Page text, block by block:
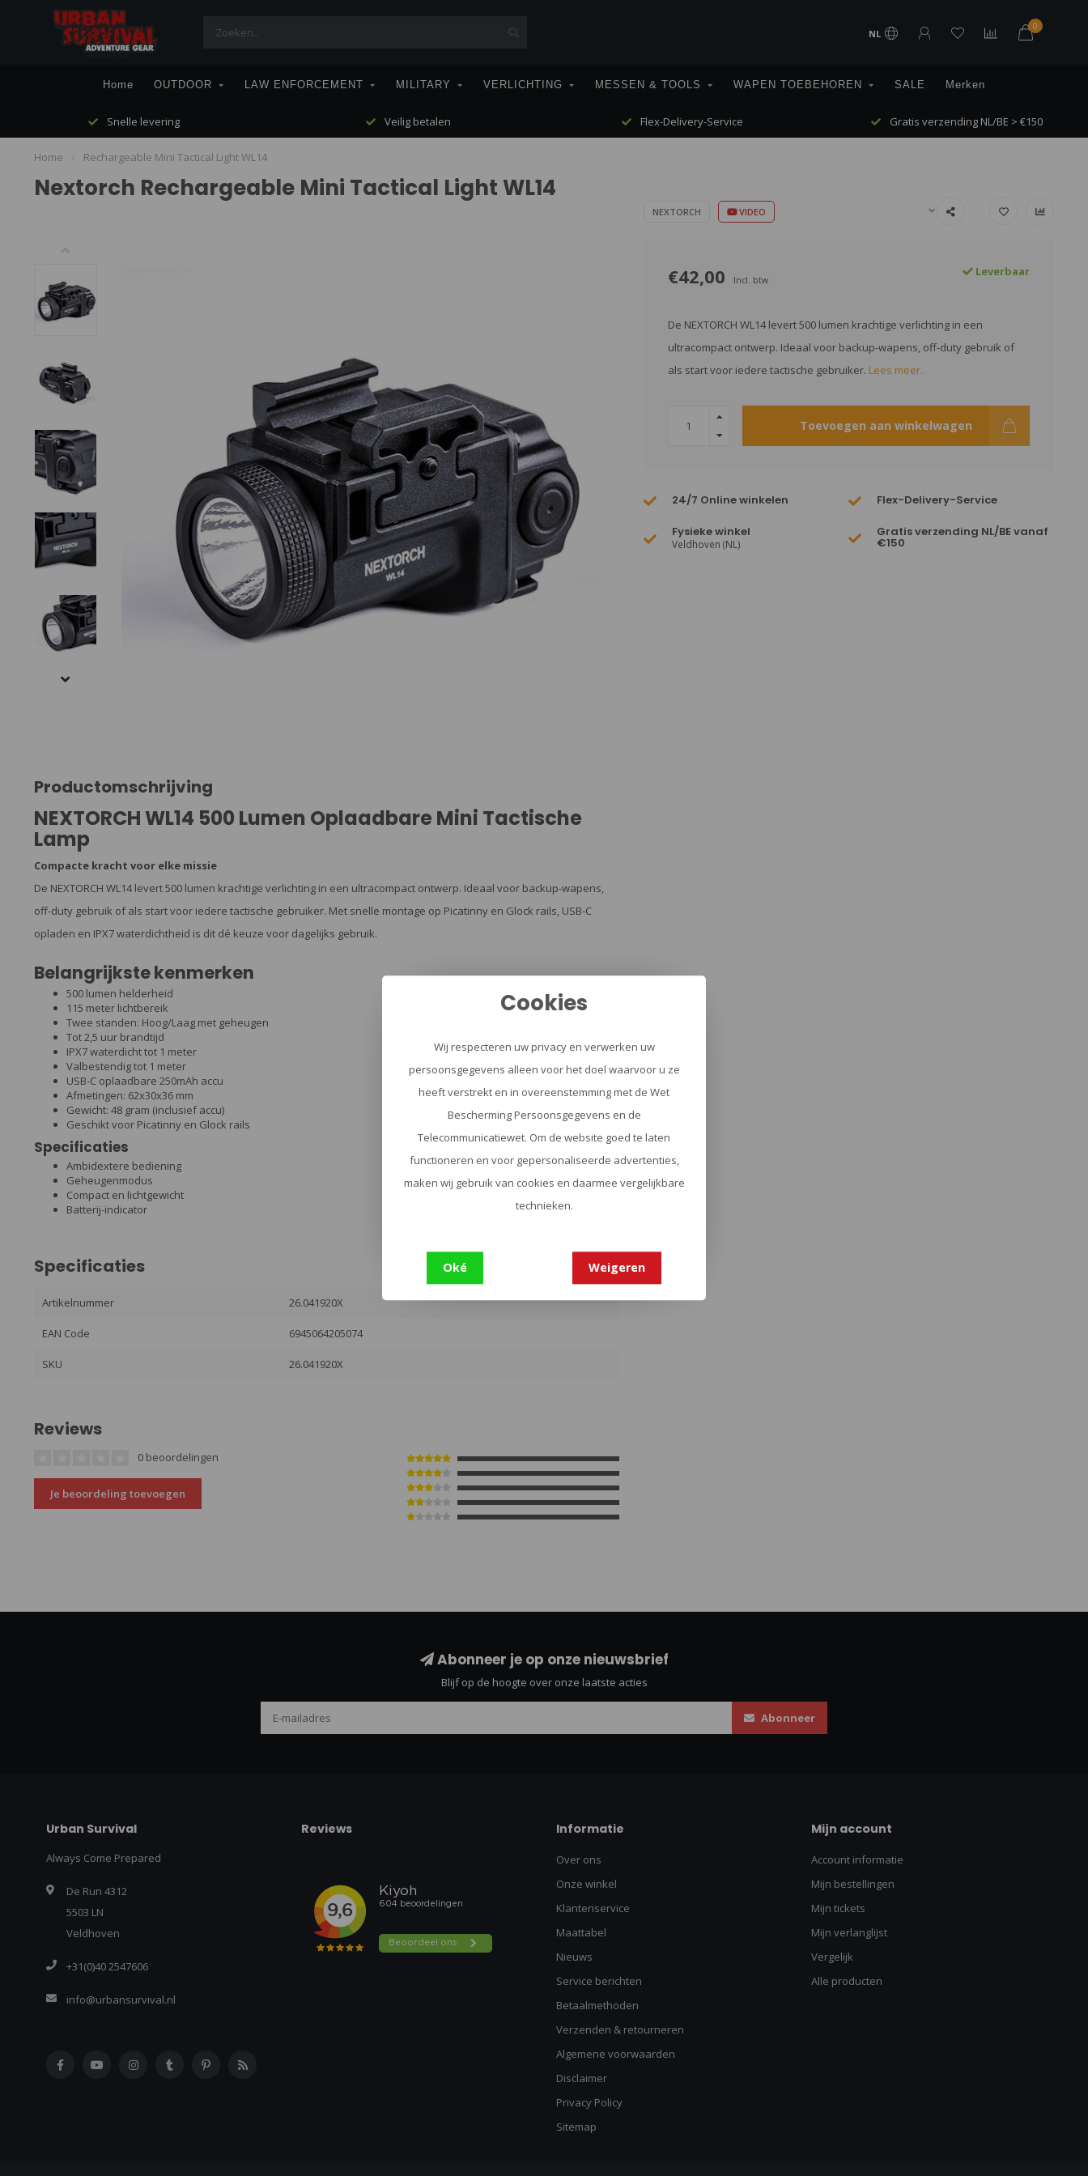
NL
0
Home OUTDOOR LAW ENFORCEMENT MILITARY VERLICHTING MESSEN & TOOLS WAPEN TOEBEHOREN SALE Merken
Snelle levering Veilig betalen Flex-Delivery-Service Gratis verzending NL/BE > €150
Home Rechargeable Mini Tactical Light WL14
Nextorch Rechargeable Mini Tactical Light WL14
NEXTORCH VIDEO
€42,00 Incl. btw
Leverbaar
De NEXTORCH WL14 levert 500 lumen krachtige verlichting in een
ultracompact ontwerp. Ideaal voor backup-wapens, off-duty gebruik of
als start voor iedere tactische gebruiker. Lees meer..
Toevoegen aan winkelwagen
24/7 Online winkelen Flex-Delivery-Service
Fysieke winkel
Veldhoven (NL)
Gratis verzending NL/BE vanaf
€150
Productomschrijving
NEXTORCH WL14 500 Lumen Oplaadbare Mini Tactische
Lamp
Compacte kracht voor elke missie
De NEXTORCH WL14 levert 500 lumen krachtige verlichting in een ultracompact ontwerp. Ideaal voor backup-wapens,
off-duty gebruik of als start voor iedere tactische gebruiker. Met snelle montage op Picatinny en Glock rails, USB-C
opladen en IPX7 waterdichtheid is dit dé keuze voor dagelijks gebruik.
Belangrijkste kenmerken
500 lumen helderheid
115 meter lichtbereik
Twee standen: Hoog/Laag met geheugen
Tot 2,5 uur brandtijd
IPX7 waterdicht tot 1 meter
Valbestendig tot 1 meter
USB-C oplaadbare 250mAh accu
Afmetingen: 62x30x36 mm
Gewicht: 48 gram (inclusief accu)
Geschikt voor Picatinny en Glock rails
Specificaties
Ambidextere bediening
Geheugenmodus
Compact en lichtgewicht
Batterij-indicator
Specificaties
Artikelnummer 26.041920X
EAN Code 6945064205074
SKU 26.041920X
Reviews
0 beoordelingen
Je beoordeling toevoegen
Abonneer je op onze nieuwsbrief
Blijf op de hoogte over onze laatste acties
Abonneer
Urban Survival
Always Come Prepared
De Run 4312
5503 LN
Veldhoven
+31(0)40 2547606
info@urbansurvival.nl
Reviews Informatie
Over ons
Onze winkel
Klantenservice
Maattabel
Nieuws
Service berichten
Betaalmethoden
Verzenden & retourneren
Algemene voorwaarden
Disclaimer
Privacy Policy
Sitemap
Mijn account
Account informatie
Mijn bestellingen
Mijn tickets
Mijn verlanglijst
Vergelijk
Alle producten
Cookies
Wij respecteren uw privacy en verwerken uw
persoonsgegevens alleen voor het doel waarvoor u ze
heeft verstrekt en in overeenstemming met de Wet
Bescherming Persoonsgegevens en de
Telecommunicatiewet. Om de website goed te laten
functioneren en voor gepersonaliseerde advertenties,
maken wij gebruik van cookies en daarmee vergelijkbare
technieken.
Oké Weigeren